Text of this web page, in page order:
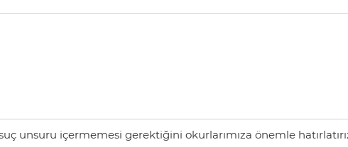
unsuru içermemesi gerektiğini okurlarımıza önemle